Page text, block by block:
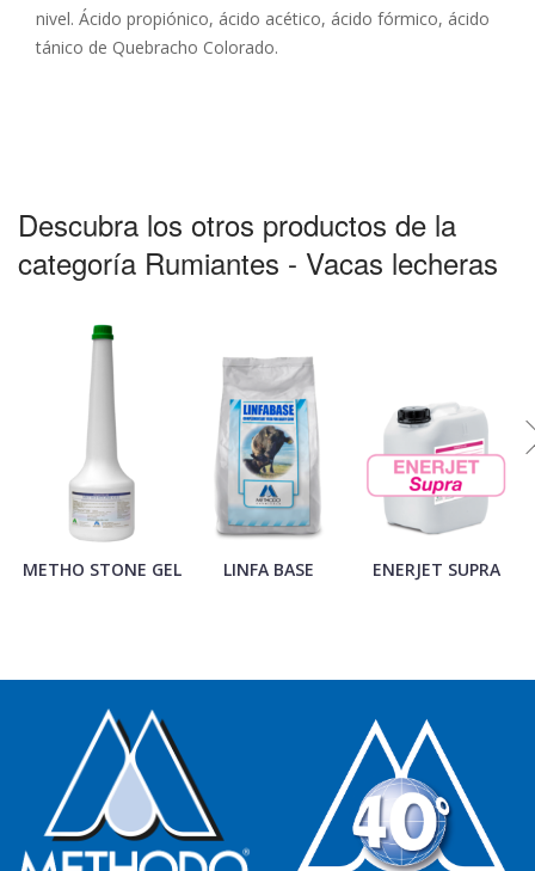
nivel. Ácido propiónico, ácido acético, ácido fórmico, ácido
tánico de Quebracho Colorado.
Descubra los otros productos de la
categoría Rumiantes - Vacas lecheras
METHO STONE GEL LINFA BASE ENERJET SUPRA